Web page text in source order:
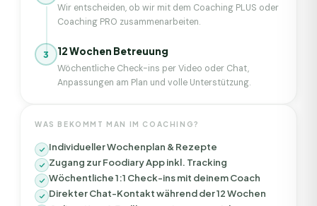
Wir entscheiden, ob wir mit dem Coaching PLUS oder
Coaching PRO zusammenarbeiten.
3 12 Wochen Betreuung
Wöchentliche Check-ins per Video oder Chat,
Anpassungen am Plan und volle Unterstützung.
WAS BEKOMMT MAN IM COACHING?
Individueller Wochenplan & Rezepte
Zugang zur Foodiary App inkl. Tracking
Wöchentliche 1:1 Check-ins mit deinem Coach
Direkter Chat-Kontakt während der 12 Wochen